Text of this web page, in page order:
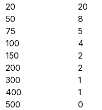
20
20
50
8
75
5
100
4
150
2
200
2
300
1
400
1
500
0